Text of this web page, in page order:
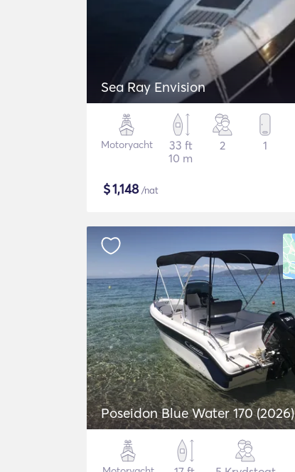
Sea Ray Envision
Motoryacht
33 ft
10 m
2 1
$1,148/nat
Poseidon Blue Water 170 (2026)